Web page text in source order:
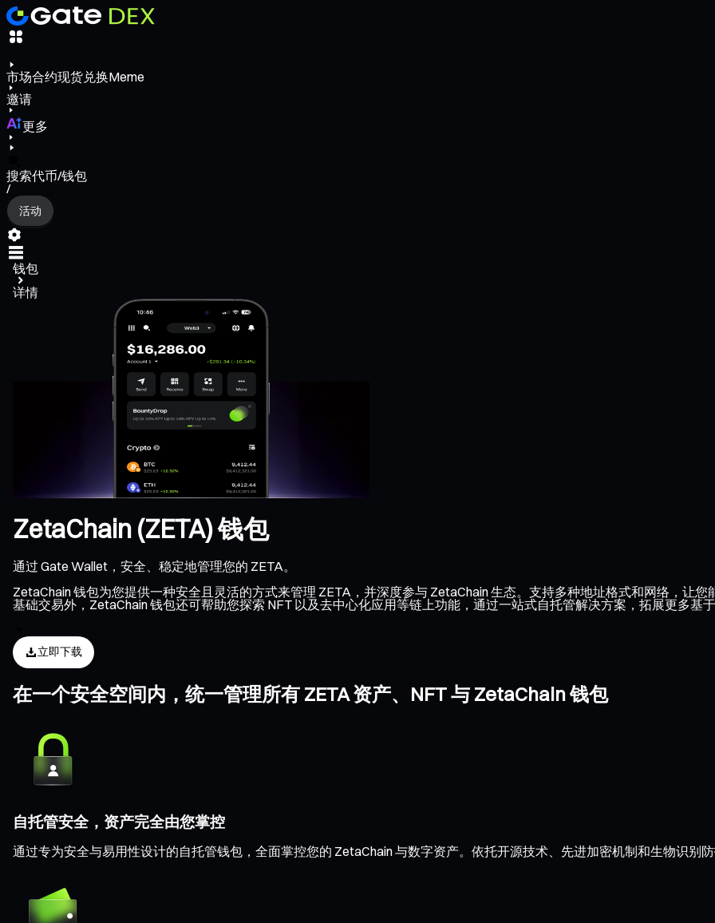
市场合约现货兑换Meme
邀请
更多
搜索代币/钱包
/
活动
钱包
详情
ZetaChain (ZETA) 钱包
通过 Gate Wallet，安全、稳定地管理您的 ZETA。
ZetaChain 钱包为您提供一种安全且灵活的方式来管理 ZETA，并深度参与 ZetaChain 生态。支持多种地址格式和网络，让
基础交易外，ZetaChain 钱包还可帮助您探索 NFT 以及去中心化应用等链上功能，通过一站式自托管解决方案，拓展更多基于
立即下载
在一个安全空间内，统一管理所有 ZETA 资产、NFT 与 ZetaChain 钱包
自托管安全，资产完全由您掌控
通过专为安全与易用性设计的自托管钱包，全面掌控您的 ZetaChain 与数字资产。依托开源技术、先进加密机制和生物识别